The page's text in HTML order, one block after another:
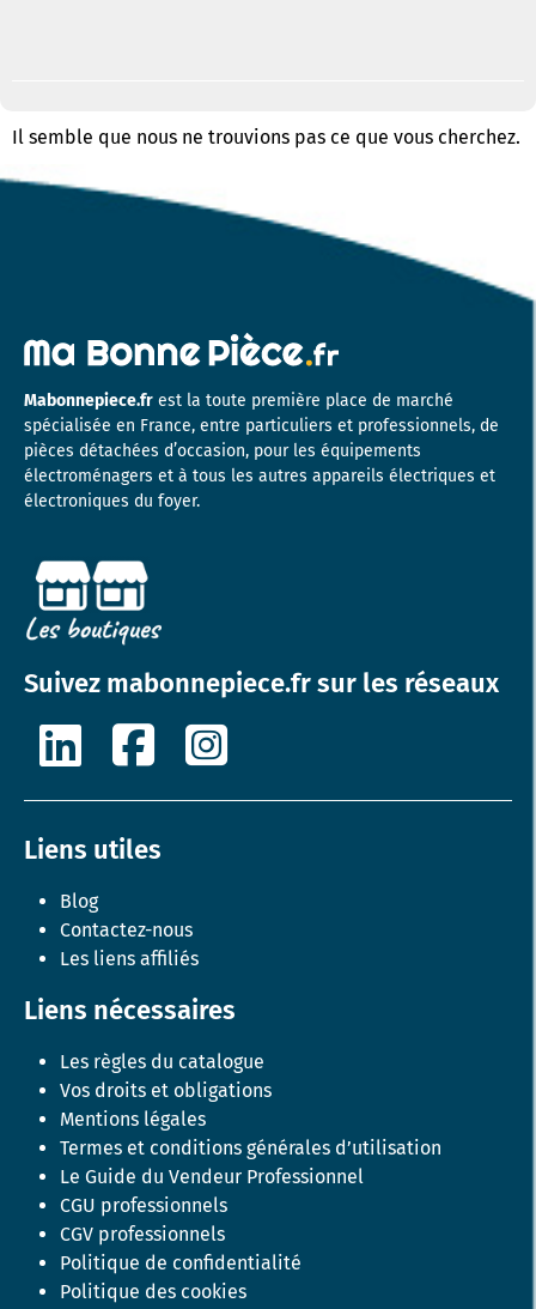
Il semble que nous ne trouvions pas ce que vous cherchez.
Mabonnepiece.fr est la toute première place de marché
spécialisée en France, entre particuliers et professionnels, de
pièces détachées d’occasion, pour les équipements
électroménagers et à tous les autres appareils électriques et
électroniques du foyer.
Suivez mabonnepiece.fr sur les réseaux
Liens utiles
Blog
Contactez-nous
Les liens affiliés
Liens nécessaires
Les règles du catalogue
Vos droits et obligations
Mentions légales
Termes et conditions générales d’utilisation
Le Guide du Vendeur Professionnel
CGU professionnels
CGV professionnels
Politique de confidentialité
Politique des cookies